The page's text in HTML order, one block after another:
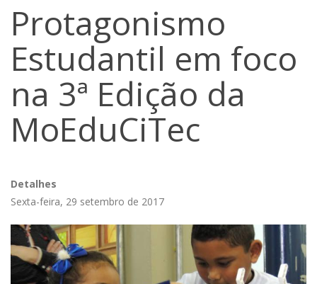
Protagonismo
Estudantil em foco
na 3ª Edição da
MoEduCiTec
Detalhes
Sexta-feira, 29 setembro de 2017